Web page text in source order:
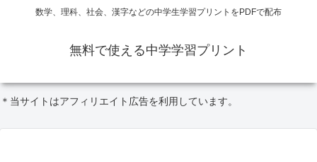
数学、理科、社会、漢字などの中学生学習プリントをPDFで配布
無料で使える中学学習プリント
＊当サイトはアフィリエイト広告を利用しています。